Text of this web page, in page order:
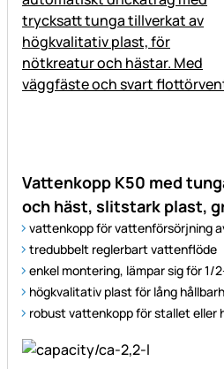
Vattenkopp K50 med
och häst, slitstark plast,
vattenkopp för vattenförsörjning
tredubbelt reglerbart vattenflöde
enkel montering, lämpar sig för
högkvalitativ plast för lång
robust vattenkopp för stallet eller